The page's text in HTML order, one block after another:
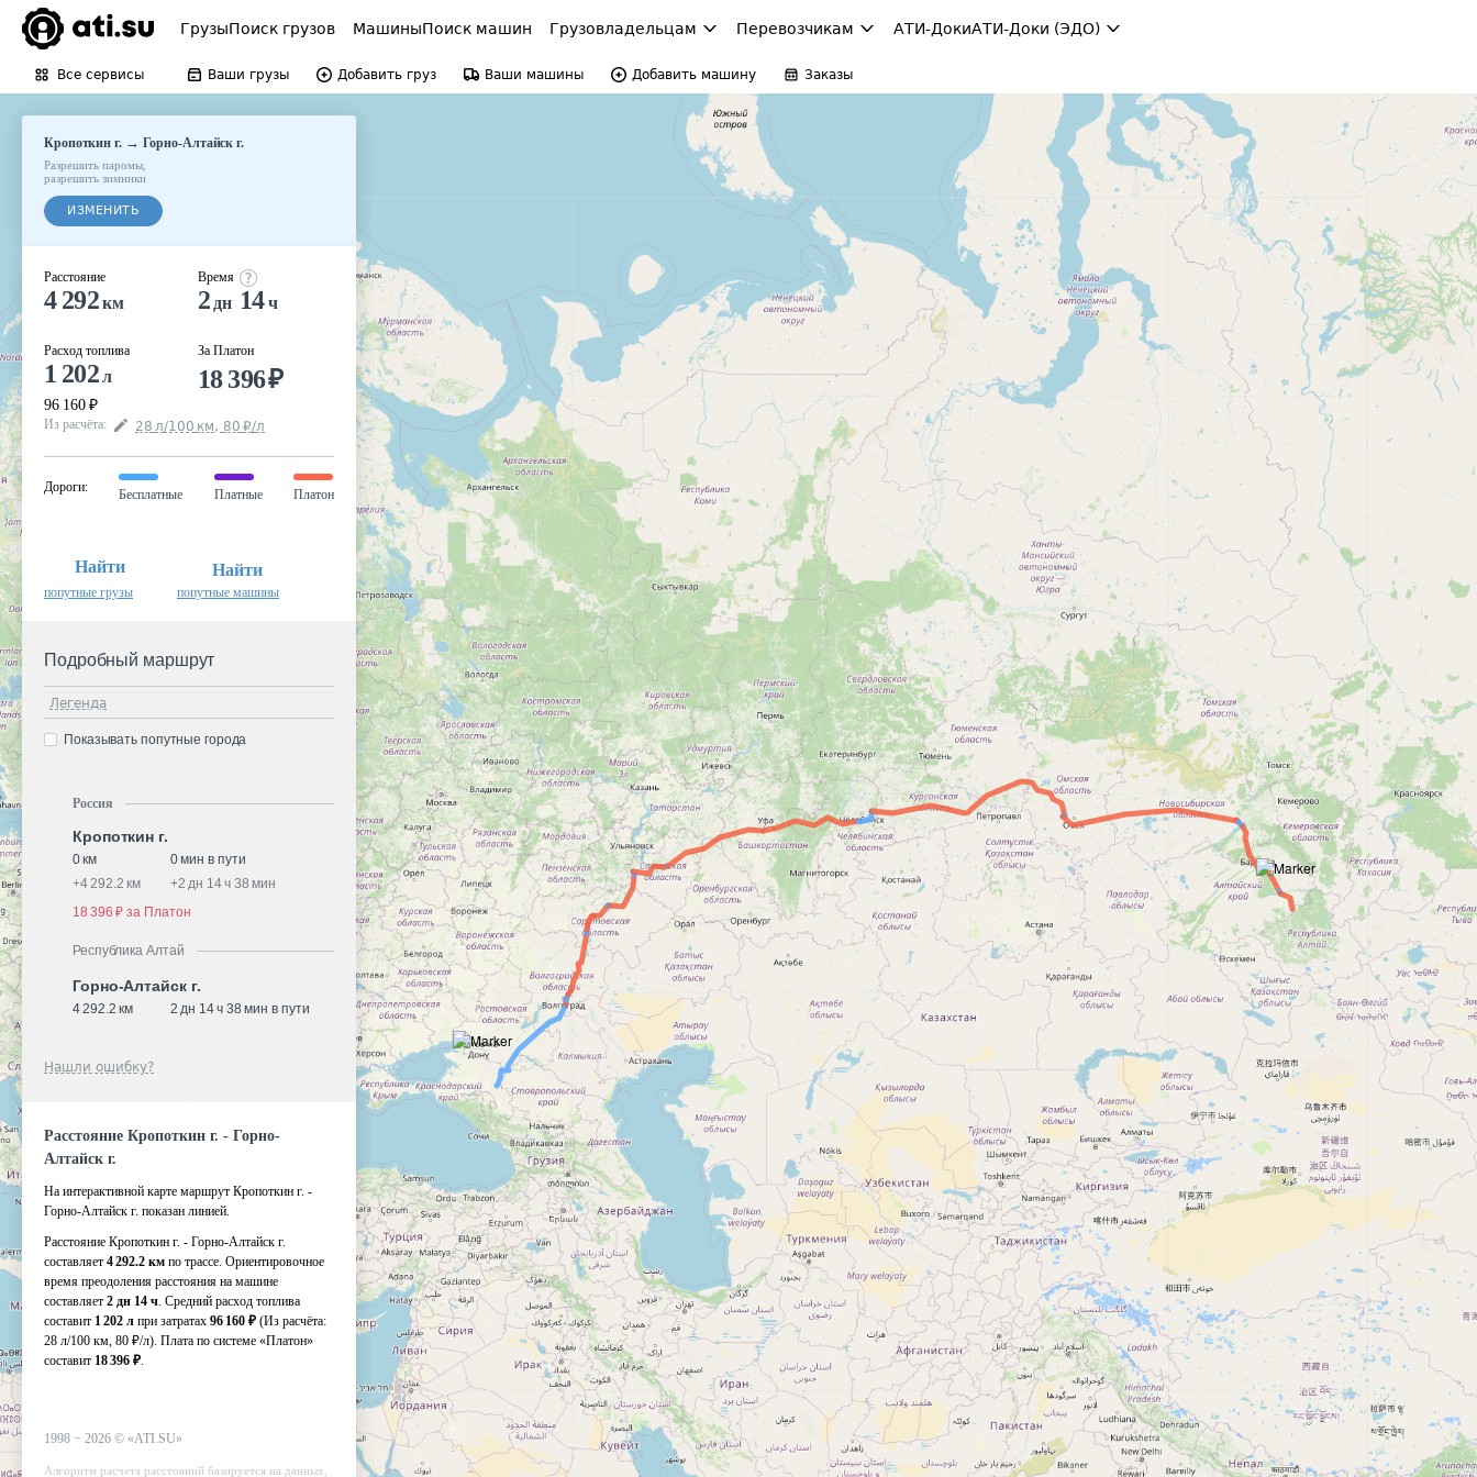
ГрузыПоиск грузов МашиныПоиск машин Грузовладельцам Перевозчикам АТИ-ДокиАТИ-Доки (ЭДО)
Все сервисы Ваши грузы Добавить груз Ваши машины Добавить машину Заказы
Кропоткин г.→ Горно-Алтайск г.
Разрешить паромы
разрешить зимники
ИЗМЕНИТЬ
Расстояние
4 292км
Расход топлива
1 202л
96 160 ₽
Время
2 дн 14ч
За Платон
18 396₽
Из расчёта: 28 л/100 км, 80 ₽/л
Дороги:
Бесплатные Платные Платон
Найти
попутные грузы
Найти
попутные машины
Подробный маршрут
Легенда
Показывать попутные города
Россия
Кропоткин г.
0 км
0 мин в пути
+4 292.2 км +2 дн 14 ч 38 мин
18 396 ₽ за Платон
Республика Алтай
Горно-Алтайск г.
4 292.2 км 2 дн 14 ч 38 мин в пути
Нашли ошибку?
Расстояние Кропоткин г. - Горно-
Алтайск г.
На интерактивной карте маршрут Кропоткин г. -
Горно-Алтайск г. показан линией.
Расстояние Кропоткин г. - Горно-Алтайск г.
составляет 4 292.2 км по трассе. Ориентировочное
время преодоления расстояния на машине
составляет 2 дн 14 ч. Средний расход топлива
составит 1 202 л при затратах 96 160 ₽ (Из расчёта:
28 л/100 км, 80 ₽/л). Плата по системе «Платон»
составит 18 396 ₽.
1998 − 2026 © «ATI.SU»
Алгоритм расчета расстояний базируется на данных,